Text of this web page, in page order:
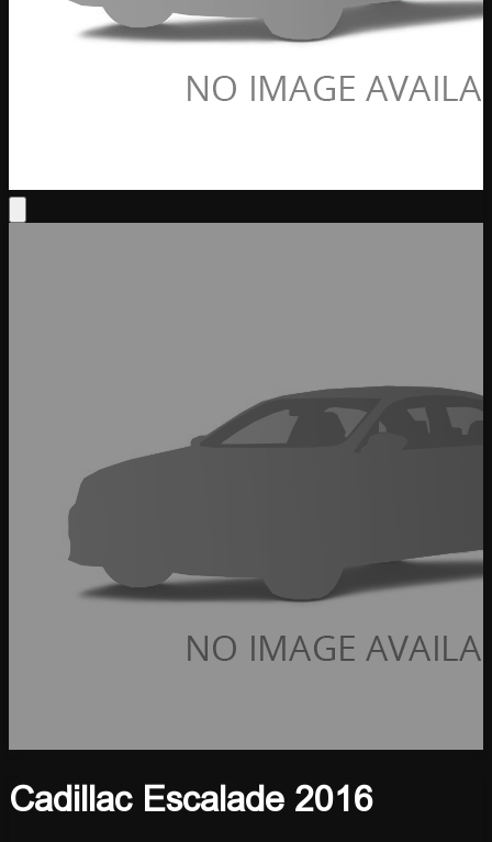
Cadillac Escalade 2016